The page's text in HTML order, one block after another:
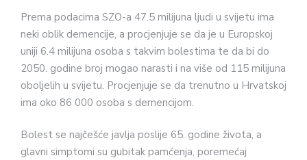
Prema podacima SZO-a 47.5 milijuna ljudi u svijetu ima
neki oblik demencije, a procjenjuje se da je u Europskoj
uniji 6.4 milijuna osoba s takvim bolestima te da bi do
2050. godine broj mogao narasti i na više od 115 milijuna
oboljelih u svijetu. Procjenjuje se da trenutno u Hrvatskoj
ima oko 86 000 osoba s demencijom.
Bolest se najčešće javlja poslije 65. godine života, a
glavni simptomi su gubitak pamćenja, poremećaj